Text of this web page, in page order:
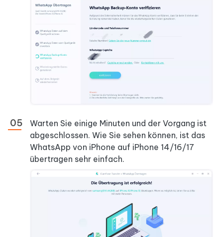
Warten Sie einige Minuten und der Vorgang ist
abgeschlossen. Wie Sie sehen können, ist das
WhatsApp von iPhone auf iPhone 14/16/17
übertragen sehr einfach.